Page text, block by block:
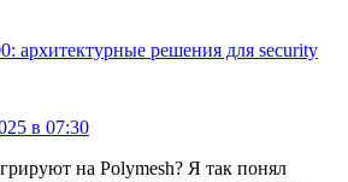
архитектурные решения для security
в 07:30
на Polymesh? Я так понял